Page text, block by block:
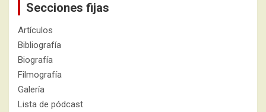
Secciones fijas
Artículos
Bibliografía
Biografía
Filmografía
Galería
Lista de pódcast